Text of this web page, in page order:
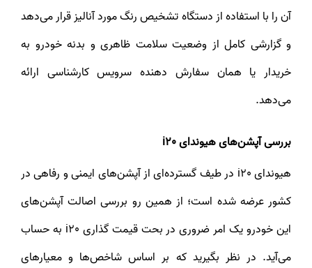
آن را با استفاده از دستگاه تشخیص رنگ مورد آنالیز قرار می‌دهد
و گزارشی کامل از وضعیت سلامت ظاهری و بدنه خودرو به
خریدار یا همان سفارش دهنده سرویس کارشناسی ارائه
می‌دهد.
بررسی آپشن‌های هیوندای i20
هیوندای i20 در طیف گسترده‌ای از آپشن‌های ایمنی و رفاهی در
کشور عرضه شده است؛ از همین رو بررسی اصالت آپشن‌های
این خودرو یک امر ضروری در بحت قیمت گذاری i20 به حساب
می‌آید. در نظر بگیرید که بر اساس شاخص‌ها و معیارهای